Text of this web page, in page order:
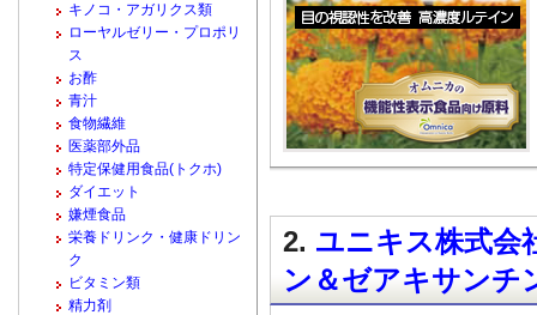
2. ユニキス株式会
ン＆ゼアキサンチ
キノコ・アガリクス類
ローヤルゼリー・プロポリ
ス
お酢
青汁
食物繊維
医薬部外品
特定保健用食品(トクホ)
ダイエット
嫌煙食品
栄養ドリンク・健康ドリン
ク
ビタミン類
精力剤